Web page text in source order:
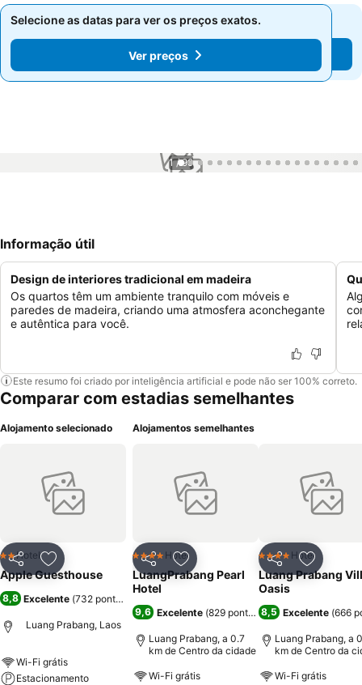
Selecione as datas para ver os preços exatos.
Ver preços
Selecione as datas para ver os preços exatos.
Ver preços
1 / 99
Informação útil
Design de interiores tradicional em madeira
Os quartos têm um ambiente tranquilo com móveis e
paredes de madeira, criando uma atmosfera aconchegante
e autêntica para você.
Este resumo foi criado por inteligência artificial e pode não ser 100% correto.
Comparar com estadias semelhantes
Alojamento selecionado
PartilharAdicionar aos favoritos
2 Estrelas
Hotel
Apple Guesthouse
8,8 Excelente (732 pontuações
Luang Prabang, Laos
Wi-Fi grátis
Estacionamento
Alojamentos semelhantes
PartilharAdicionar aos favoritos
4 EstrelasHotel
LuangPrabang Pearl
Hotel
9,6 Excelente (829 pontuações )
Luang Prabang, a 0.7
km de Centro da cidade
Wi-Fi grátis
Partilhar
4 EstrelasHotel
Luang Prabang
Oasis
8,5 Excelente (666
Luang Prabang, a
km de Centro da
Wi-Fi grátis